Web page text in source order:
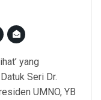
yang
Seri Dr.
UMNO, YB